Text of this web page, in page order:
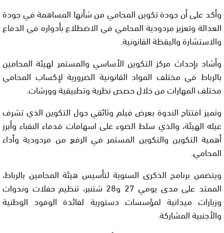
وأكد على أن جودة تكوين المحامي من شأنها المساهمة في جودة
العدالة وتعزيز مردودية المحامي في الاضطلاع بأدواره في الدفاع
والاستشارة واليقظة القانونية.
وأشاد بإحداث مركز التكوين الأساسي والمستمر لهيئة المحامين
بالرباط في مختلف المواد القانونية الضرورية لإكساب المحامي
مختلف المهارات من خلال حصص نظرية وتطبيقية وورشات.
وتميز افتتاح الندوة بعرض فيلم وثائقي حول التكوين الذي تشرف
عيله الهيئة، والذي سلط الضوء على اسهامات قدماء النقباء وأبرز
أهمية التكوين والتكوين المستمر في الرفع من مردودية وأداء
المحامي.
ويتضمن برنامج الذكرى السنوية لتأسيس هيئة المحامين بالرباط،
الممتد على مدى يومي 27 و28 شتنبر، تنظيم حفلات وندوات
وزيارات ميدانية لمؤسسات دستورية لفائدة الوفود الوطنية
والأجنبية المشاركة.